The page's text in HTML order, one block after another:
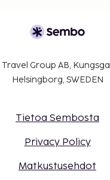
Group AB,
Helsingborg, SWEDEN
Tietoa Sembosta
Privacy Policy
Matkustusehdot